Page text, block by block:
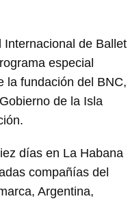
de Ballet
especial
la fundación del BNC,
de la Isla
días en La Habana
compañías del
Argentina,